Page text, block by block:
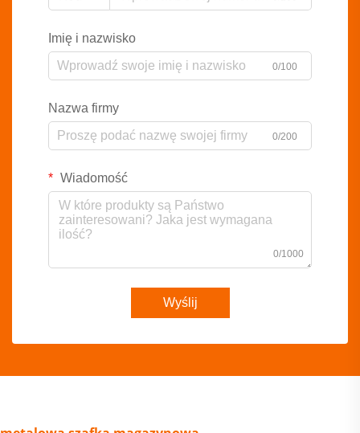
Imię i nazwisko
0/100
Nazwa firmy
0/200
Wiadomość
0/1000
Wyślij